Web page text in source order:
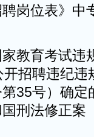
岗位表》中
家教育考试
招聘违纪违
第35号）确
刑法修正案